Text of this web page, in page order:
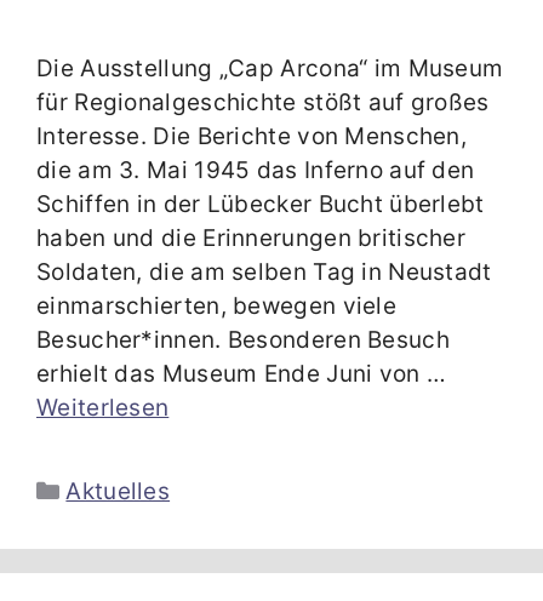
Die Ausstellung „Cap Arcona“ im Museum
für Regionalgeschichte stößt auf großes
Interesse. Die Berichte von Menschen,
die am 3. Mai 1945 das Inferno auf den
Schiffen in der Lübecker Bucht überlebt
haben und die Erinnerungen britischer
Soldaten, die am selben Tag in Neustadt
einmarschierten, bewegen viele
Besucher*innen. Besonderen Besuch
erhielt das Museum Ende Juni von …
Weiterlesen
Kategorien
Aktuelles